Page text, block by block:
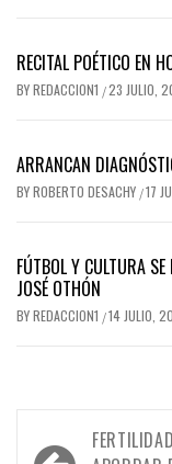
RECITAL POÉTICO EN
BYREDACCION1 /23 JULIO,
ARRANCAN
BYROBERTO DESACHY /17
FÚTBOL Y CULTURA
JOSÉ OTHÓN
BYREDACCION1 /14 JULIO,
Navegación